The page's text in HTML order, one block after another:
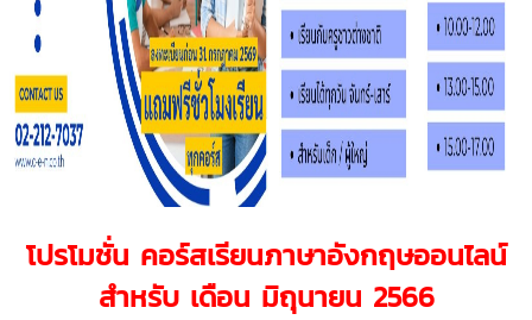
โปรโมชั่น คอร์สเรียนภาษาอังกฤษออนไลน์
สำหรับ เดือน มิถุนายน 2566